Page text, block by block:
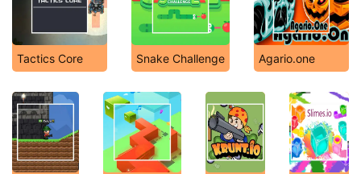
Tactics Core Snake Challenge Agario.one